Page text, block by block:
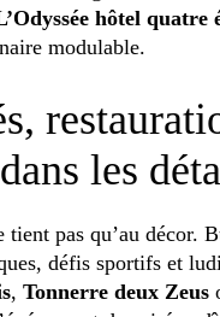
hôtel quatre
modulable.
les
tient pas qu’au décor.
défis sportifs et
, Tonnerre deux Zeus